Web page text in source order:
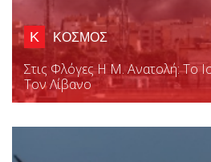
Κ ΚΟΣΜΟΣ
Στις Φλόγες Η Μ. Ανατολή: Το
Τον Λίβανο